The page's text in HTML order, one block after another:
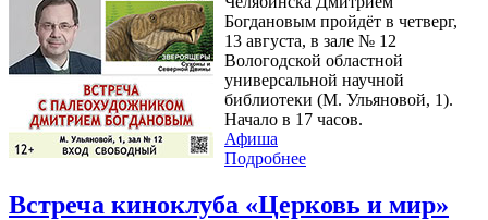
Богдановым пройдёт в четверг,
13 августа, в зале № 12
Вологодской областной
универсальной научной
библиотеки (М. Ульяновой, 1).
Начало в 17 часов.
Афиша
Подробнее
Встреча киноклуба «Церковь и мир»